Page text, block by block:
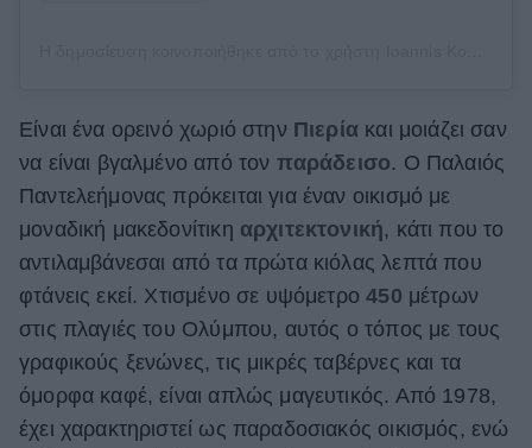
Είναι ένα ορεινό χωριό στην Πιερία και μοιάζει σαν
να είναι βγαλμένο από τον παράδεισο. Ο Παλαιός
Παντελεήμονας πρόκειται για έναν οικισμό με
μοναδική μακεδονίτικη αρχιτεκτονική, κάτι που το
αντιλαμβάνεσαι από τα πρώτα κιόλας λεπτά που
φτάνεις εκεί. Χτισμένο σε υψόμετρο450 μέτρων
στις πλαγιές του Ολύμπου, αυτός ο τόπος με τους
γραφικούς ξενώνες, τις μικρές ταβέρνες και τα
όμορφα καφέ, είναι απλώς μαγευτικός. Από 1978,
έχει χαρακτηριστεί ως παραδοσιακός οικισμός, ενώ